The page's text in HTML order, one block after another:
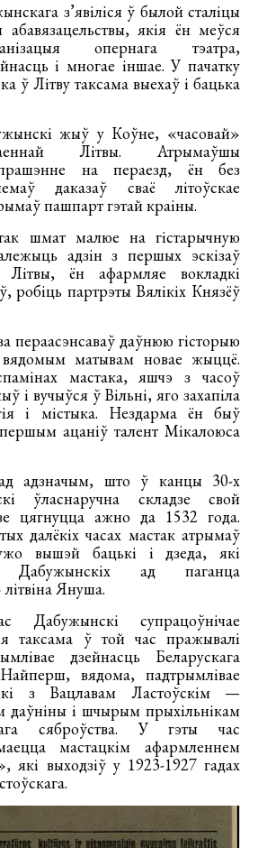
з’явіліся ў былой сталіцы
абавязацельствы, якія ён меўся
опернага тэатра,
і многае іншае. У пачатку
ў Літву таксама выехаў і бацька
жыў у Коўне, «часовай»
Літвы. Атрымаўшы
на пераезд, ён без
даказаў сваё літоўскае
пашпарт гэтай краіны.
шмат малюе на гістарычную
адзін з першых эскізаў
Літвы, ён афармляе вокладкі
робіць партрэты Вялікіх Князёў
пераасэнсаваў даўнюю гісторыю
матывам новае жыццё.
мастака, яшчэ з часоў
і вучыўся ў Вільні, яго захапіла
і містыка. Нездарма ён быў
ацаніў талент Мікалоюса
адзначым, што ў канцы 30-х
ўласнаручна складзе свой
цягнуцца ажно да 1532 года.
далёкіх часах мастак атрымаў
вышэй бацькі і дзеда, які
Дабужынскіх ад паганца
Януша.
супрацоўнічае
таксама ў той час пражывалі
дзейнасць Беларускага
вядома, падтрымлівае
з Вацлавам Ластоўскім —
даўніны і шчырым прыхільнікам
сяброўства. У гэты час
мастацкім афармленнем
які выходзіў у 1923-1927 гадах